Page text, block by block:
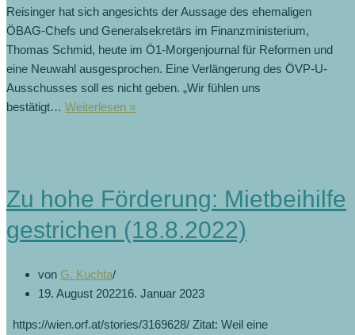
Reisinger hat sich angesichts der Aussage des ehemaligen
ÖBAG-Chefs und Generalsekretärs im Finanzministerium,
Thomas Schmid, heute im Ö1-Morgenjournal für Reformen und
eine Neuwahl ausgesprochen. Eine Verlängerung des ÖVP-U-
Ausschusses soll es nicht geben. „Wir fühlen uns
bestätigt… Weiterlesen »
Zu hohe Förderung: Mietbeihilfe
gestrichen (18.8.2022)
von G. Kuchta
19. August 202216. Januar 2023
https://wien.orf.at/stories/3169628/ Zitat: Weil eine